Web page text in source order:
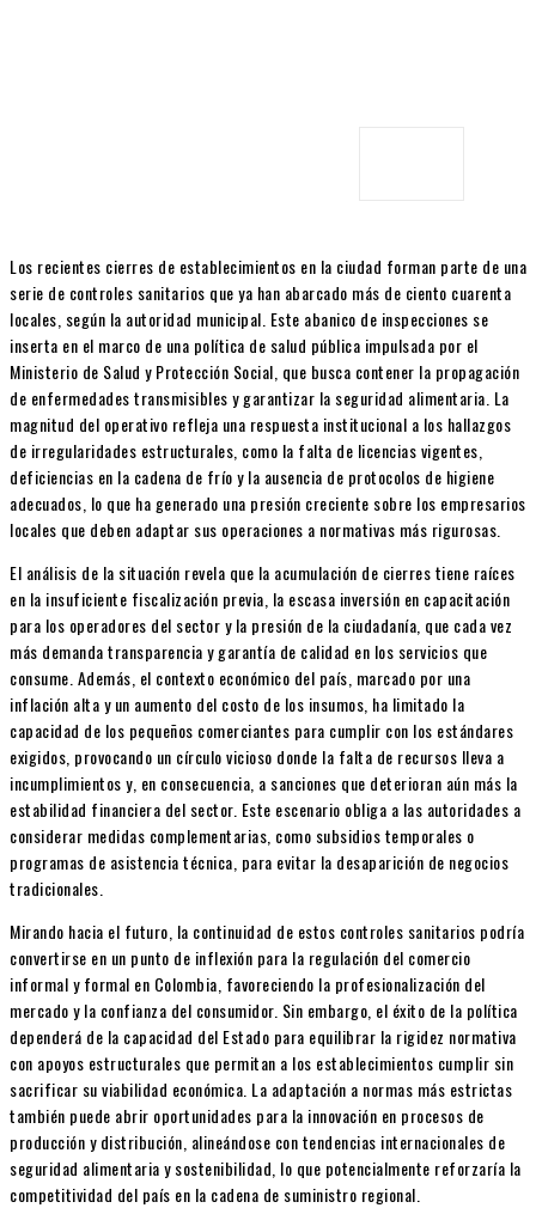
Los recientes cierres de establecimientos en la ciudad forman parte de una
serie de controles sanitarios que ya han abarcado más de ciento cuarenta
locales, según la autoridad municipal. Este abanico de inspecciones se
inserta en el marco de una política de salud pública impulsada por el
Ministerio de Salud y Protección Social, que busca contener la propagación
de enfermedades transmisibles y garantizar la seguridad alimentaria. La
magnitud del operativo refleja una respuesta institucional a los hallazgos
de irregularidades estructurales, como la falta de licencias vigentes,
deficiencias en la cadena de frío y la ausencia de protocolos de higiene
adecuados, lo que ha generado una presión creciente sobre los empresarios
locales que deben adaptar sus operaciones a normativas más rigurosas.
El análisis de la situación revela que la acumulación de cierres tiene raíces
en la insuficiente fiscalización previa, la escasa inversión en capacitación
para los operadores del sector y la presión de la ciudadanía, que cada vez
más demanda transparencia y garantía de calidad en los servicios que
consume. Además, el contexto económico del país, marcado por una
inflación alta y un aumento del costo de los insumos, ha limitado la
capacidad de los pequeños comerciantes para cumplir con los estándares
exigidos, provocando un círculo vicioso donde la falta de recursos lleva a
incumplimientos y, en consecuencia, a sanciones que deterioran aún más la
estabilidad financiera del sector. Este escenario obliga a las autoridades a
considerar medidas complementarias, como subsidios temporales o
programas de asistencia técnica, para evitar la desaparición de negocios
tradicionales.
Mirando hacia el futuro, la continuidad de estos controles sanitarios podría
convertirse en un punto de inflexión para la regulación del comercio
informal y formal en Colombia, favoreciendo la profesionalización del
mercado y la confianza del consumidor. Sin embargo, el éxito de la política
dependerá de la capacidad del Estado para equilibrar la rigidez normativa
con apoyos estructurales que permitan a los establecimientos cumplir sin
sacrificar su viabilidad económica. La adaptación a normas más estrictas
también puede abrir oportunidades para la innovación en procesos de
producción y distribución, alineándose con tendencias internacionales de
seguridad alimentaria y sostenibilidad, lo que potencialmente reforzaría la
competitividad del país en la cadena de suministro regional.